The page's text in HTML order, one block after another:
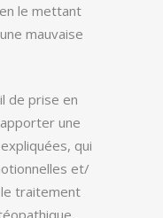
le mettant
mauvaise
de prise en
une
qui
et/
traitement